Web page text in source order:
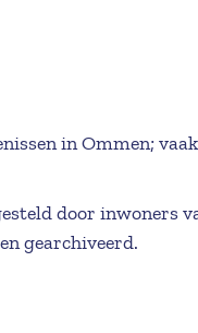
in Ommen;
door inwoners
gearchiveerd.